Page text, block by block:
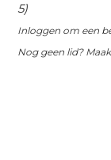
5)
Inloggen om een
Nog geen lid?